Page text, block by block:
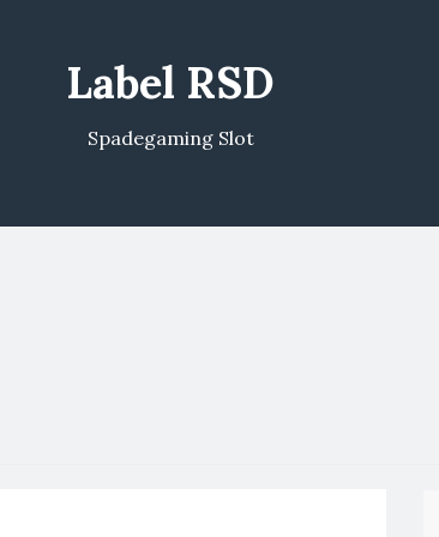
Label RSD
Spadegaming Slot